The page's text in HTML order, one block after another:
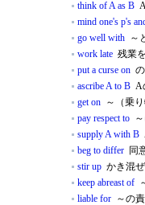
think of A as B
mind one's p's
go well with ～
work late 残業
put a curse on
ascribe A to B A
get on ～（乗
pay respect to
supply A with B
beg to differ 同
stir up かき混
keep abreast of
liable for ～の